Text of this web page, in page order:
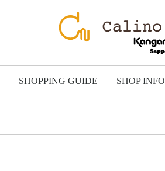
SHOPPING GUIDE SHOP INFO